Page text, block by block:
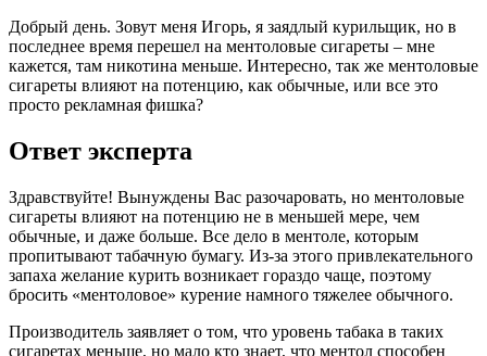
Добрый день. Зовут меня Игорь, я заядлый курильщик, но в
последнее время перешел на ментоловые сигареты – мне
кажется, там никотина меньше. Интересно, так же ментоловые
сигареты влияют на потенцию, как обычные, или все это
просто рекламная фишка?
Ответ эксперта
Здравствуйте! Вынуждены Вас разочаровать, но ментоловые
сигареты влияют на потенцию не в меньшей мере, чем
обычные, и даже больше. Все дело в ментоле, которым
пропитывают табачную бумагу. Из-за этого привлекательного
запаха желание курить возникает гораздо чаще, поэтому
бросить «ментоловое» курение намного тяжелее обычного.
Производитель заявляет о том, что уровень табака в таких
сигаретах меньше, но мало кто знает, что ментол способен